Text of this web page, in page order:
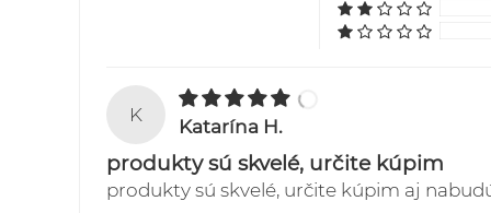
K
Katarína H.
produkty sú skvelé, určite kúpim
produkty sú skvelé, určite kúpim aj